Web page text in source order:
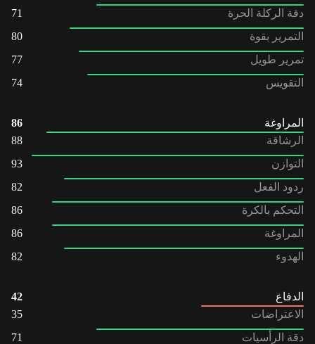
دقة الركلة الحرة
71
التمرير بقوة
80
تمرير طويل
77
التقويس
74
المراوغة
86
الرشاقة
88
التوازن
93
ردود الفعل
82
التحكم بالكرة
86
المراوغة
86
الهدوء
82
الدفاع
42
الاعتراضات
35
دقة الرأسيات
71